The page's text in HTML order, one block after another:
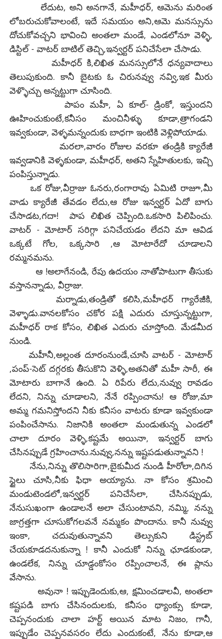
లేదుట, అని అనగానే, మహీధర్, ఆమెను మరింత
లోబరుచుకోవాలంటే, ఇదే సమయం అని,ఆమె మనస్సును
దోచుకోవచ్చని భావించి అంతలా మండే, ఎండలోనూ వెళ్ళి,
డిస్టిల్ - వాటర్ బాటిల్ తెచ్చి,ఇన్వర్టర్ పనిచేసేలా చేసాడు.
మహీధర్ కి,లిఖిత మనస్సులోనే ధన్యవాదాలు
తెలుపుకుంది. కానీ బైటకు ఓ చిరునవ్వు నవ్వి,ఇక మీరు
వెళ్ళొచ్చు అన్నట్టుగా చూసింది.
పాపం మహీ, ఏ కూల్- డ్రింకో, ఇస్తుందని
ఊహించుకుంటే,కనీసం మంచినీళ్ళు కూడా,త్రాగండని
ఇవ్వకుండా, వెళ్ళమన్నందుకు బాధగా ఇంటికి వెళ్లిపోయాడు.
మరలా,వారం రోజుల వరకూ తండ్రికి క్యారేజీ
ఇవ్వడానికి వెళ్ళకుండా, మహీధర్, అతని స్నేహితులకు, ఇచ్చి
పంపిస్తున్నాడు.
ఒక రోజు,వీర్రాజు ఓనరు,రంగారావు ఏమిటి రాజూ,మీ
వాడు క్యారేజీ తేవడం లేదు,ఆ రోజు ఇన్వర్టర్ ఏదో బాగు
చేసాడట,గదా! పాప లిఖిత చెప్పింది.ఒకసారి పిలిపించు.
వాటర్ - మోటార్ సరిగ్గా పనిచేయడం లేదని మా ఆవిడ
ఒక్కటే గోల, ఒక్కసారి ,ఆ మోటారేదో చూడాలని
రమ్మనమను.
ఆ !అలాగేనండి, రేపు ఉదయం నాతోపాటుగా తీసుకు
వస్తానన్నాడు, వీర్రాజు.
మర్నాడు,తండ్రితో కలిసి,మహీధర్ గ్యారేజీకి,
వెళ్ళాడు.వానలకోసం చకోర పక్షి ఎదురు చూస్తున్నట్టుగా,
మహీధర్ రాక కోసం, లిఖిత ఎదురు చూస్తోంది. మేడమీద
నుండి.
మహీనీ,అల్లంత దూరంనుండే,చూసి వాటర్ - మోటార్
,పంప్-సెట్ దగ్గరకు తీసుకొని వెళ్ళి,అతనితో మహీ సారీ, ఈ
మోటారు బాగానే ఉంది. ఏ రిపేరు లేదు,నువ్వు రావడం
లేదని, నిన్ను చూడాలని, నేనే రప్పించాను! ఆ రోజు,మా
అమ్మ గమనిస్తోందని నీకు కనీసం వాటరు కూడా ఇవ్వకుండా
పంపించేసాను. నిజానికి అంతలా మండుతున్న ఎండలో
చాలా దూరం వెళ్ళి,కష్టమే అయినా, ఇన్వర్టర్ బాగు
చేసినప్పుడే గ్రహించాను.నువ్వు,నన్ను ఇష్టపడుతున్నావని !
నేను,నిన్ను తొలిసారిగా,బైకుమీద నుండి హీరోలా,దిగిన
స్టైలు చూసి,నీకు ఫిధా అయ్యాను. నా కోసం శ్రమించి
మండుటెండలో,ఇన్వర్టర్ పనిచేసేలా, చేసినప్పుడు,
నేనుసుఖంగా ఉండాలనే అలా చేసుంటావని, నమ్మి, నన్ను
జాగ్రత్తగా చూసుకోగలవనే నమ్మకం పొందాను. కానీ నువ్వు
ఇంకా, చదువుతున్నావని తెల్సుకుని డిస్ట్రబ్
చేయకూడదనుకున్నా ! కానీ ఎందుకో నిన్ను ఛూడకుండా,
ఉండలేక, నిన్ను చూడ్డంకోసం రప్పించాలనే, ఈ ప్లాను
వేసాను.
అవునా ! ఇప్పుడెందుకు,ఆ, క్షమించడాలవీ, అంతలా
కష్టపడి బాగు చేసినందులకు, కనీసం థ్యాంక్సు కూడా,
చెప్పనందుకు చాలా హర్ట్ అయిన మాట నిజం, గానీ,
ఇప్పుడేం చెప్పనవసరం లేదు ఎందుకంటే, నేను కూడా,ఆ